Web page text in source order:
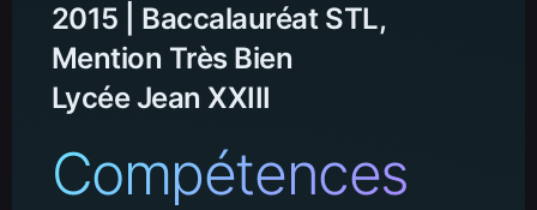
2015 | Baccalauréat STL,
Mention Très Bien
Lycée Jean XXIII
Compétences